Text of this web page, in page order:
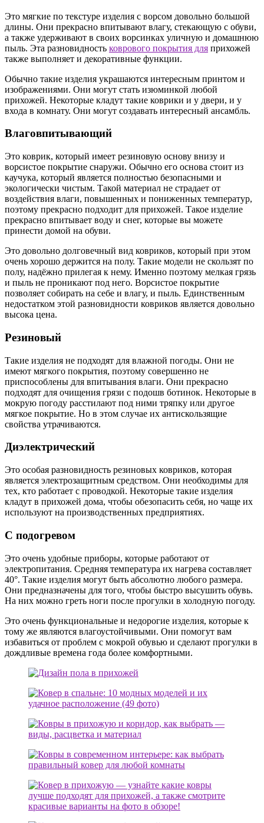
Это мягкие по текстуре изделия с ворсом довольно большой
длины. Они прекрасно впитывают влагу, стекающую с обуви,
а также удерживают в своих ворсинках уличную и домашнюю
пыль. Эта разновидность коврового покрытия для прихожей
также выполняет и декоративные функции.
Обычно такие изделия украшаются интересным принтом и
изображениями. Они могут стать изюминкой любой
прихожей. Некоторые кладут такие коврики и у двери, и у
входа в комнату. Они могут создавать интересный ансамбль.
Влаговпитывающий
Это коврик, который имеет резиновую основу внизу и
ворсистое покрытие снаружи. Обычно его основа стоит из
каучука, который является полностью безопасными и
экологически чистым. Такой материал не страдает от
воздействия влаги, повышенных и пониженных температур,
поэтому прекрасно подходит для прихожей. Такое изделие
прекрасно впитывает воду и снег, которые вы можете
принести домой на обуви.
Это довольно долговечный вид ковриков, который при этом
очень хорошо держится на полу. Такие модели не скользят по
полу, надёжно прилегая к нему. Именно поэтому мелкая грязь
и пыль не проникают под него. Ворсистое покрытие
позволяет собирать на себе и влагу, и пыль. Единственным
недостатком этой разновидности ковриков является довольно
высока цена.
Резиновый
Такие изделия не подходят для влажной погоды. Они не
имеют мягкого покрытия, поэтому совершенно не
приспособлены для впитывания влаги. Они прекрасно
подходят для очищения грязи с подошв ботинок. Некоторые в
мокрую погоду расстилают под ними тряпку или другое
мягкое покрытие. Но в этом случае их антискользящие
свойства утрачиваются.
Диэлектрический
Это особая разновидность резиновых ковриков, которая
является электрозащитным средством. Они необходимы для
тех, кто работает с проводкой. Некоторые такие изделия
кладут в прихожей дома, чтобы обезопасить себя, но чаще их
используют на производственных предприятиях.
С подогревом
Это очень удобные приборы, которые работают от
электропитания. Средняя температура их нагрева составляет
40°. Такие изделия могут быть абсолютно любого размера.
Они предназначены для того, чтобы быстро высушить обувь.
На них можно греть ноги после прогулки в холодную погоду.
Это очень функциональные и недорогие изделия, которые к
тому же являются влагоустойчивыми. Они помогут вам
избавиться от проблем с мокрой обувью и сделают прогулки в
дождливые времена года более комфортными.